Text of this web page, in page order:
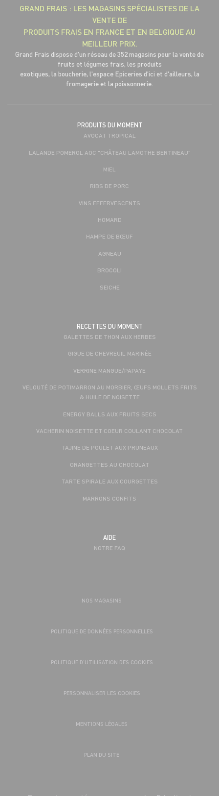
GRAND FRAIS : LES MAGASINS SPÉCIALISTES DE LA
VENTE DE
PRODUITS FRAIS EN FRANCE ET EN BELGIQUE AU
MEILLEUR PRIX.
Grand Frais dispose d'un réseau de 352 magasins pour la vente de
fruits et légumes frais, les produits
exotiques, la boucherie, l'espace Epiceries d'ici et d'ailleurs, la
fromagerie et la poissonnerie.
PRODUITS DU MOMENT
AVOCAT TROPICAL
LALANDE POMEROL AOC "CHÂTEAU LAMOTHE BERTINEAU"
MIEL
RIBS DE PORC
VINS EFFERVESCENTS
HOMARD
HAMPE DE BŒUF
AGNEAU
BROCOLI
SEICHE
RECETTES DU MOMENT
GALETTES DE THON AUX HERBES
GIGUE DE CHEVREUIL MARINÉE
VERRINE MANGUE/PAPAYE
VELOUTÉ DE POTIMARRON AU MORBIER, ŒUFS MOLLETS FRITS
& HUILE DE NOISETTE
ENERGY BALLS AUX FRUITS SECS
VACHERIN NOISETTE ET COEUR COULANT CHOCOLAT
TAJINE DE POULET AUX PRUNEAUX
ORANGETTES AU CHOCOLAT
TARTE SPIRALE AUX COURGETTES
MARRONS CONFITS
AIDE
NOTRE FAQ
NOS MAGASINS
POLITIQUE DE DONNÉES PERSONNELLES
POLITIQUE D’UTILISATION DES COOKIES
PERSONNALISER LES COOKIES
MENTIONS LÉGALES
PLAN DU SITE